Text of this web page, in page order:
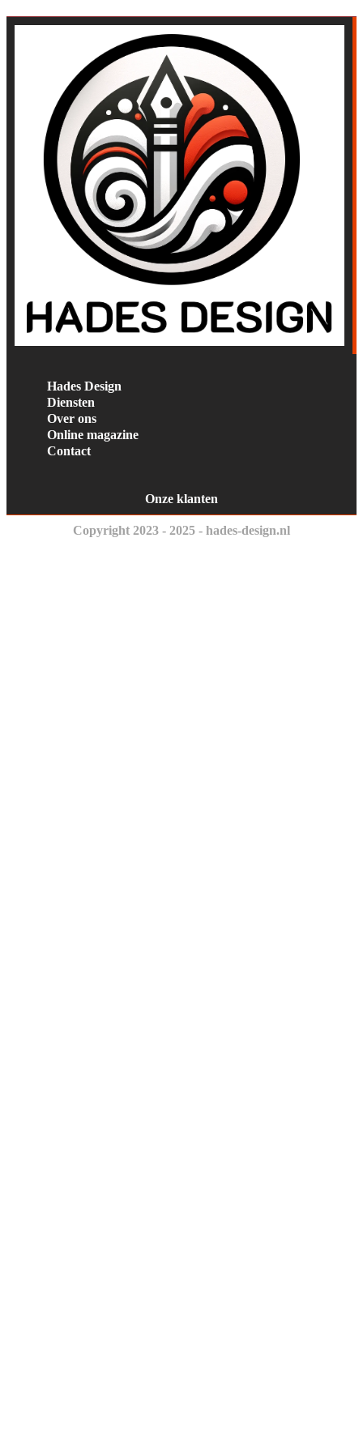
Hades Design
Diensten
Over ons
Online magazine
Contact
Onze klanten
Copyright 2023 - 2025 - hades-design.nl